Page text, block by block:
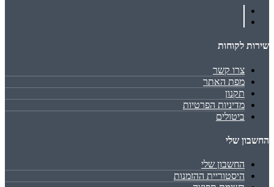
שירות לקוחות
צרו קשר
מפת האתר
תקנון
מדיניות הפרטיות
ביטולים
החשבון שלי
החשבון שלי
היסטוריית ההזמנות